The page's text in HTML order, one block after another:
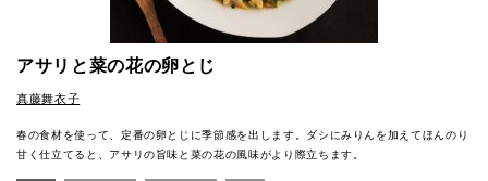
アサリと菜の花の卵とじ
真藤舞衣子
春の食材を使って、定番の卵とじに季節感を出します。ダシにみりんを加えてほんのり
甘く仕立てると、アサリの旨味と菜の花の風味がより際立ちます。